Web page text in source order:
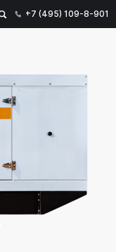
+7 (495) 109-8-901